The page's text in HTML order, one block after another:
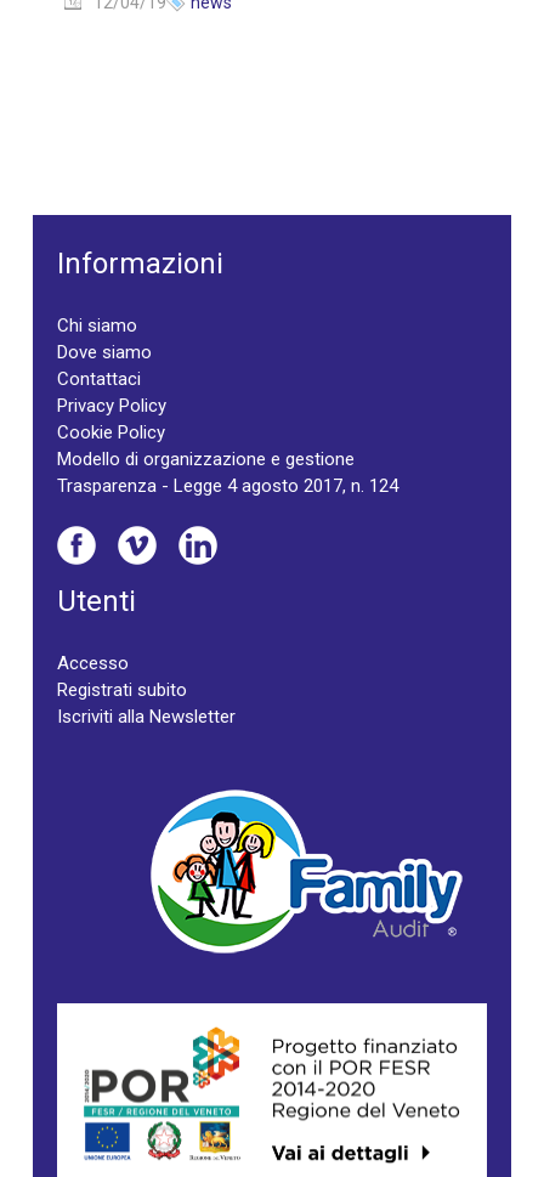
Informazioni
Chi siamo
Dove siamo
Contattaci
Privacy Policy
Cookie Policy
Modello di organizzazione e gestione
Trasparenza - Legge 4 agosto 2017, n. 124
Utenti
Accesso
Registrati subito
Iscriviti alla Newsletter